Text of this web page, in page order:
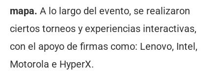
mapa. A lo largo del evento, se realizaron
ciertos torneos y experiencias interactivas,
con el apoyo de firmas como: Lenovo, Intel,
Motorola e HyperX.